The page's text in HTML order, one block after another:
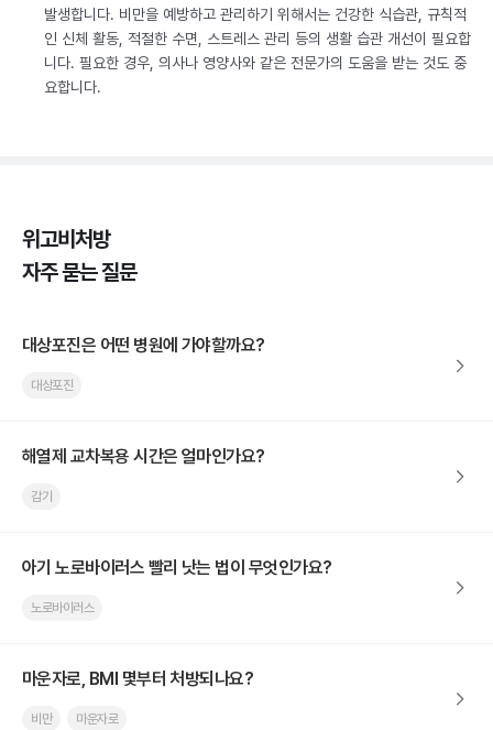
발생합니다. 비만을 예방하고 관리하기 위해서는 건강한 식습관, 규칙적
인 신체 활동, 적절한 수면, 스트레스 관리 등의 생활 습관 개선이 필요합
니다. 필요한 경우, 의사나 영양사와 같은 전문가의 도움을 받는 것도 중
요합니다.
위고비처방
자주 묻는 질문
대상포진은 어떤 병원에 가야할까요?
대상포진
해열제 교차복용 시간은 얼마인가요?
감기
아기 노로바이러스 빨리 낫는 법이 무엇인가요?
노로바이러스
마운자로, BMI 몇부터 처방되나요?
비만 마운자로